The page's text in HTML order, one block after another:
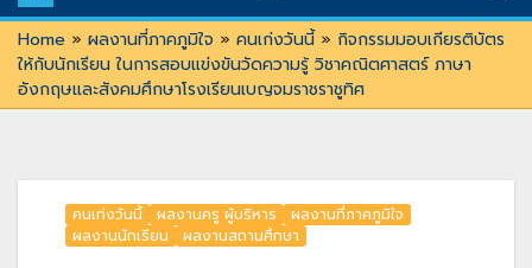
Home » ผลงานที่ภาคภูมิใจ » คนเก่งวันนี้» กิจกรรมมอบเกียรติบัตร
ให้กับนักเรียน ในการสอบแข่งขันวัดความรู้ วิชาคณิตศาสตร์ ภาษา
อังกฤษและสังคมศึกษาโรงเรียนเบญจมราชราชูทิศ
คนเก่งวันนี้ ผลงานครู ผู้บริหาร
ผลงานที่ภาคภูมิใจ
ผลงานนักเรียน
ผลงานสถานศึกษา